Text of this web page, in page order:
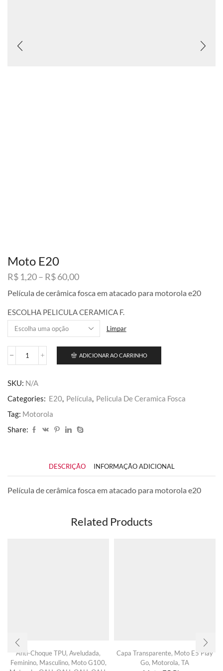
Moto E20
R$ 1,20– R$60,00Faixa
preço:
R$ 1,20
através
R$ 60,00
Película de cerâmica fosca em atacado para motorola e20
ESCOLHA PELICULA CERAMICA F.
Limpar
Moto
ADICIONAR AO CARRINHO
SKU: N/A
Categories: E20, Película, Pelicula De Ceramica Fosca
Tag: Motorola
Share:
DESCRIÇÃO INFORMAÇÃO ADICIONAL
Película de cerâmica fosca em atacado para motorola e20
Related Products
Anti-Choque TPU, Aveludada,
Feminino, Masculino, Moto G100,
Capa Transparente, Moto E5 Play
Go, Motorola, TA